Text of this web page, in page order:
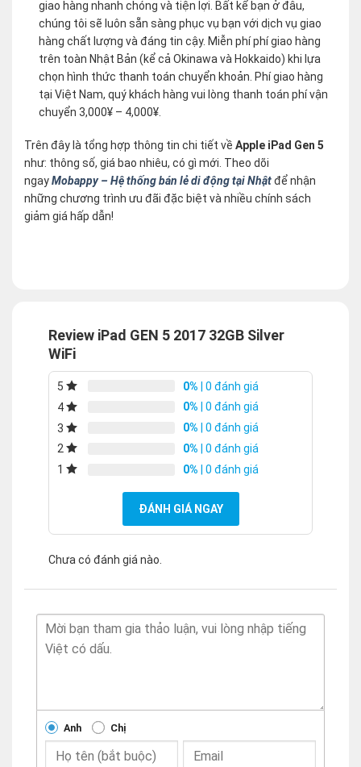
giao hàng nhanh chóng và tiện lợi. Bất kể bạn ở đâu,
chúng tôi sẽ luôn sẵn sàng phục vụ bạn với dịch vụ giao
hàng chất lượng và đáng tin cậy. Miễn phí phí giao hàng
trên toàn Nhật Bản (kể cả Okinawa và Hokkaido) khi lựa
chọn hình thức thanh toán chuyển khoản. Phí giao hàng
tại Việt Nam, quý khách hàng vui lòng thanh toán phí vận
chuyển 3,000¥ – 4,000¥.
Trên đây là tổng hợp thông tin chi tiết về Apple iPad Gen 5
như: thông số, giá bao nhiêu, có gì mới. Theo dõi
ngayMobappy – Hệ thống bán lẻ di động tại Nhậtđể nhận
những chương trình ưu đãi đặc biệt và nhiều chính sách
giảm giá hấp dẫn!
Review iPad GEN 5 2017 32GB Silver
WiFi
5 0% | 0 đánh giá
4
0% | 0 đánh giá
3
0% | 0 đánh giá
2
0% | 0 đánh giá
1
0% | 0 đánh giá
ĐÁNH GIÁ NGAY
Chưa có đánh giá nào.
Anh Chị